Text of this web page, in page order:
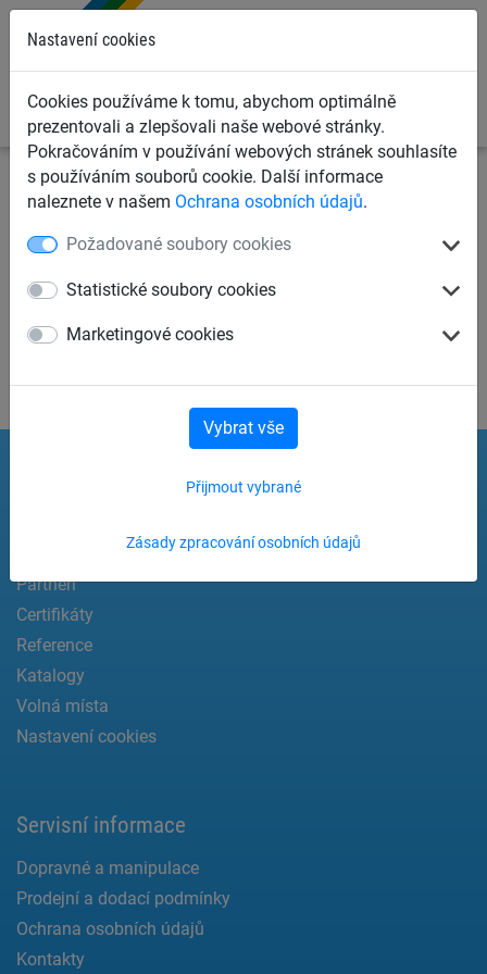
Nastavení cookies
Cookies používáme k tomu, abychom optimálně
prezentovali a zlepšovali naše webové stránky.
Pokračováním v používání webových stránek souhlasíte
s používáním souborů cookie. Další informace
naleznete v našem Ochrana osobních údajů.
Požadované soubory cookies
Statistické soubory cookies
Marketingové cookies
Zásady zpracování osobních údajů
Přijmout vybrané
Vybrat vše
Dodavatelský manuál
Dodavatelský manuál - verze 22.8. 2025 ke
Partneři
Certifikáty
Reference
Katalogy
Volná místa
Nastavení cookies
Servisní informace
Dopravné a manipulace
Prodejní a dodací podmínky
Ochrana osobních údajů
Kontakty